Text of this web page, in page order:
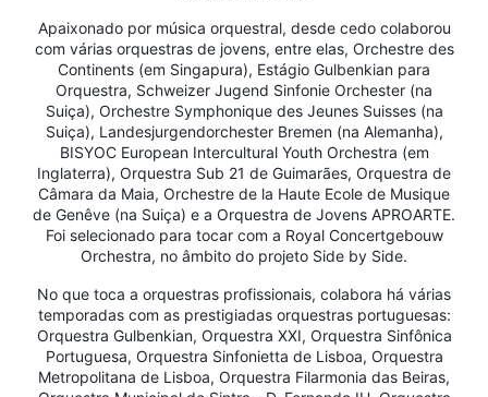
Apaixonado por música orquestral, desde cedo colaborou
com várias orquestras de jovens, entre elas, Orchestre des
Continents (em Singapura), Estágio Gulbenkian para
Orquestra, Schweizer Jugend Sinfonie Orchester (na
Suiça), Orchestre Symphonique des Jeunes Suisses (na
Suiça), Landesjurgendorchester Bremen (na Alemanha),
BISYOC European Intercultural Youth Orchestra (em
Inglaterra), Orquestra Sub 21 de Guimarães, Orquestra de
Câmara da Maia, Orchestre de la Haute Ecole de Musique
de Genêve (na Suiça) e a Orquestra de Jovens APROARTE.
Foi selecionado para tocar com a Royal Concertgebouw
Orchestra, no âmbito do projeto Side by Side.
No que toca a orquestras profissionais, colabora há várias
temporadas com as prestigiadas orquestras portuguesas:
Orquestra Gulbenkian, Orquestra XXI, Orquestra Sinfônica
Portuguesa, Orquestra Sinfonietta de Lisboa, Orquestra
Metropolitana de Lisboa, Orquestra Filarmonia das Beiras,